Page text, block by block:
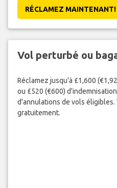
RÉCLAMEZ MAINTENANT!
Vol perturbé ou
Réclamez jusqu'à £1,600
ou £520 (€600)
d'annulations de vols
gratuitement.